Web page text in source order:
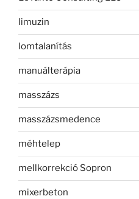
limuzin
lomtalanítás
manuálterápia
masszázs
masszázsmedence
méhtelep
mellkorrekció Sopron
mixerbeton